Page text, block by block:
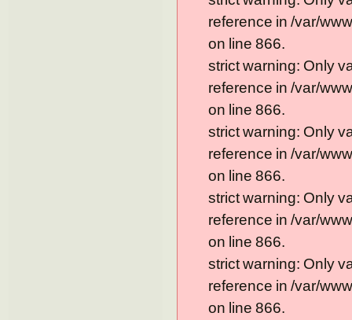
reference in /var/
on line 866.
strict warning: Only
reference in /var/
on line 866.
strict warning: Only
reference in /var/
on line 866.
strict warning: Only
reference in /var/
on line 866.
strict warning: Only
reference in /var/
on line 866.